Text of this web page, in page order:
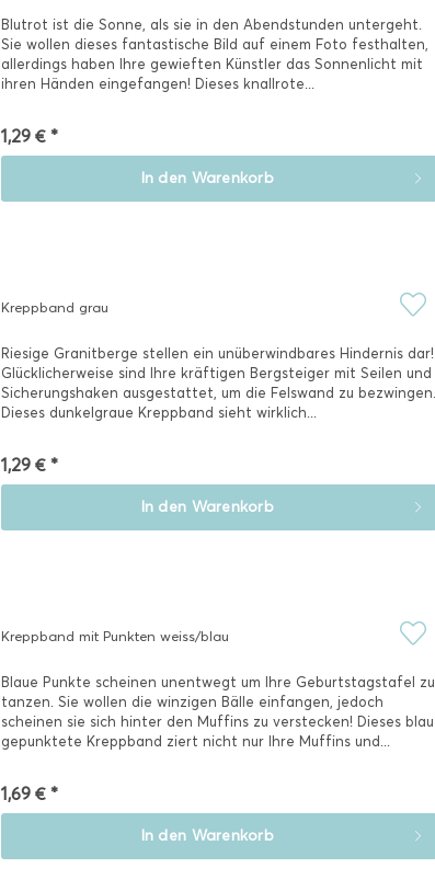
Blutrot ist die Sonne, als sie in den Abendstunden untergeht.
Sie wollen dieses fantastische Bild auf einem Foto festhalten,
allerdings haben Ihre gewieften Künstler das Sonnenlicht mit
ihren Händen eingefangen! Dieses knallrote...
1,29 € *
In den Warenkorb
Kreppband grau
Riesige Granitberge stellen ein unüberwindbares Hindernis dar!
Glücklicherweise sind Ihre kräftigen Bergsteiger mit Seilen und
Sicherungshaken ausgestattet, um die Felswand zu bezwingen.
Dieses dunkelgraue Kreppband sieht wirklich...
1,29 € *
In den Warenkorb
Kreppband mit Punkten weiss/blau
Blaue Punkte scheinen unentwegt um Ihre Geburtstagstafel zu
tanzen. Sie wollen die winzigen Bälle einfangen, jedoch
scheinen sie sich hinter den Muffins zu verstecken! Dieses blau
gepunktete Kreppband ziert nicht nur Ihre Muffins und...
1,69 € *
In den Warenkorb